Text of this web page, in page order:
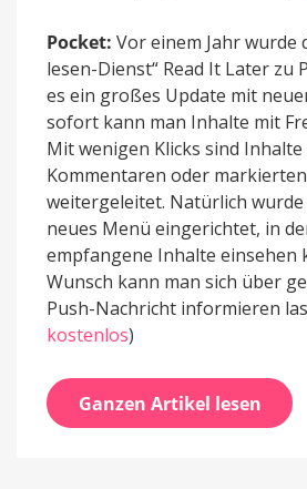
Pocket: Vor einem Jahr wurde
lesen-Dienst“ Read It Later zu
es ein großes Update mit
sofort kann man Inhalte mit
Mit wenigen Klicks sind
Kommentaren oder
weitergeleitet. Natürlich
neues Menü eingerichtet, in
empfangene Inhalte einsehen
Wunsch kann man sich über
Push-Nachricht informieren
kostenlos)
Ganzen Artikel lesen